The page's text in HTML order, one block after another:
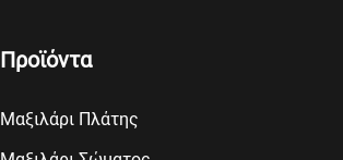
Προϊόντα
Μαξιλάρι Πλάτης